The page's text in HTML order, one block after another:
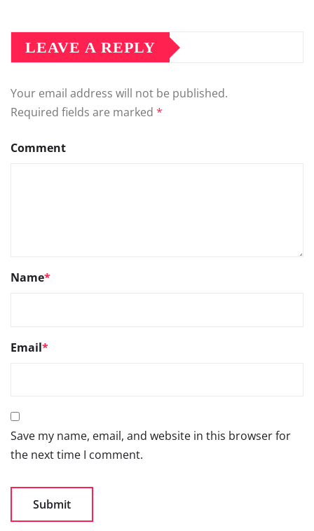
LEAVE A REPLY
Your email address will not be published.
Required fields are marked *
Comment
Name*
Email*
Save my name, email, and website in this browser for
the next time I comment.